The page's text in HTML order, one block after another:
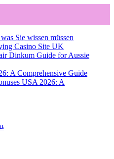
Sie wissen müssen
Casino Site UK
Dinkum Guide for Aussie
A Comprehensive Guide
USA 2026: A